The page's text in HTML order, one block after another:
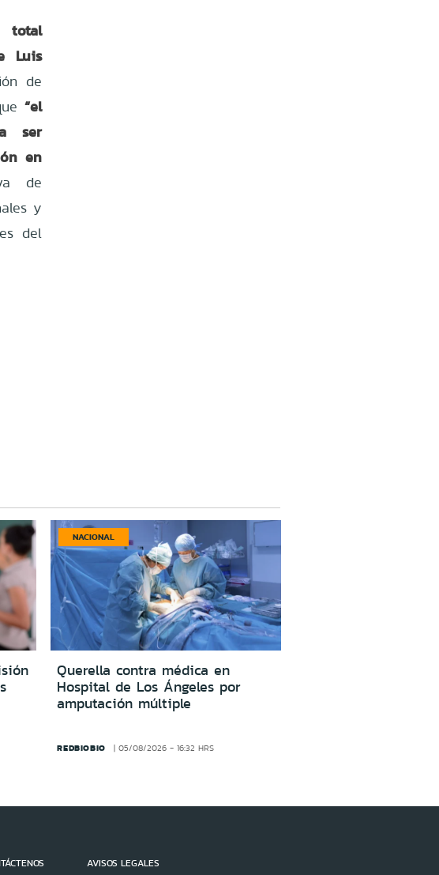
total
Luis
de
“el
ser
en
de
y
del
NACIONAL
Querella contra médica en
Hospital de Los Ángeles por
amputación múltiple
REDBIOBIO 05/08/2026 - 16:32 HRS
AVISOS LEGALES